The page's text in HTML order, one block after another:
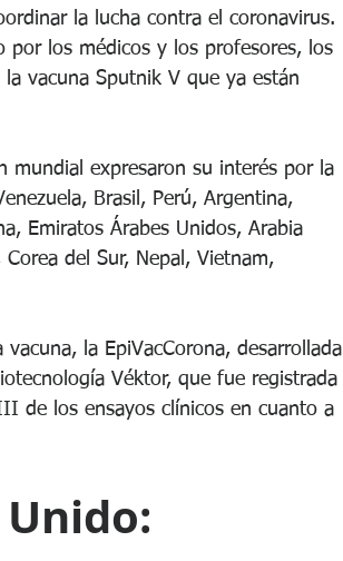
la lucha contra el coronavirus.
por los médicos y los profesores, los
vacuna Sputnik V que ya están
mundial expresaron su interés por la
Brasil, Perú, Argentina,
Emiratos Árabes Unidos, Arabia
del Sur, Nepal, Vietnam,
la EpiVacCorona, desarrollada
Véktor, que fue registrada
de los ensayos clínicos en cuanto a